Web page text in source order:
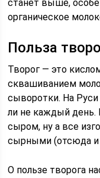
станет выше,
органическое
Польза
Творог — это
сквашиванием
сыворотки. На Руси
ли не каждый день.
сыром, ну а все
сырными (отсюда и
О пользе творога